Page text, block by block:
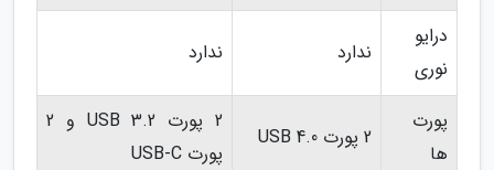
درایو
نوری
ندارد ندارد
پورت
ها
2 پورت USB 4.0
2 پورت USB 3.2 و 2
پورت USB-C